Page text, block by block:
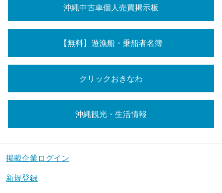
沖縄中古車個人売買掲示板
【無料】遊漁船・乗船者名簿
クリックおきなわ
沖縄観光・生活情報
掲載企業ログイン
新規登録